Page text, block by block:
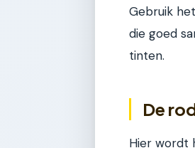
Gebruik
die goed
tinten.
De
Hier wordt